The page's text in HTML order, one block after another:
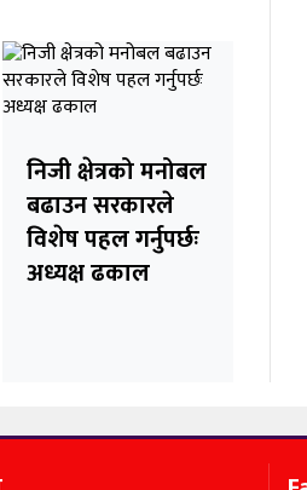
निजी क्षेत्रको मनोबल
बढाउन सरकारले
विशेष पहल गर्नुपर्छः
अध्यक्ष ढकाल